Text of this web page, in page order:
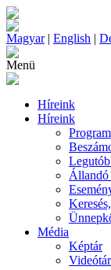
Magyar| English |
Menü
Híreink
Híreink
Média
Képtár
Videótár